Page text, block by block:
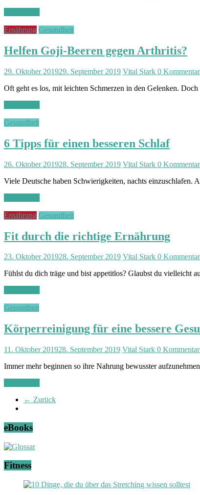
Ernährung Gesundheit
Helfen Goji-Beeren gegen Arthritis?
29. Oktober 201929. September 2019 Vital Stark 0
Oft geht es los, mit leichten Schmerzen in den Gelenken.
Gesundheit
6 Tipps für einen besseren Schlaf
26. Oktober 201928. September 2019 Vital Stark 0
Viele Deutsche haben Schwierigkeiten, nachts einzuschlafen.
Ernährung Gesundheit
Fit durch die richtige Ernährung
23. Oktober 201928. September 2019 Vital Stark 0
Fühlst du dich träge und bist appetitlos? Glaubst du vielleicht
Gesundheit
Körperreinigung für eine bessere
11. Oktober 201928. September 2019 Vital Stark 0
Immer mehr beginnen so ihre Nahrung bewusster
← Zurück
eBooks
Fitness